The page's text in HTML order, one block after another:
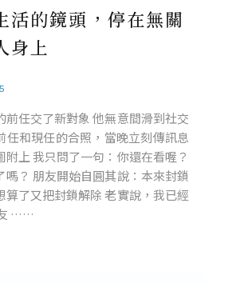
活的鏡頭，停在無關
身上
前任交了新對象 他無意間滑到社交
任和現任的合照，當晚立刻傳訊息
附上 我只問了一句：你還在看喔？
嗎？ 朋友開始自圓其說：本來封鎖
算了又把封鎖解除 老實說，我已經
……